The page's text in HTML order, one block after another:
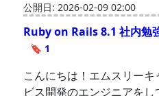
公開日: 2026-02-09 02:00
Ruby on Rails 8.1 社内勉
🔖 1
こんにちは！エムスリー
ビス開発のエンジニアを